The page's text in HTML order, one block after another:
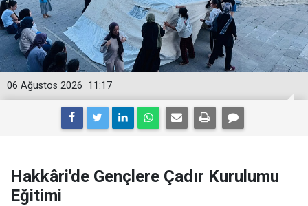
11:17
06 Ağustos 2026
Hakkâri'de Gençlere Çadır Kurulumu
Eğitimi